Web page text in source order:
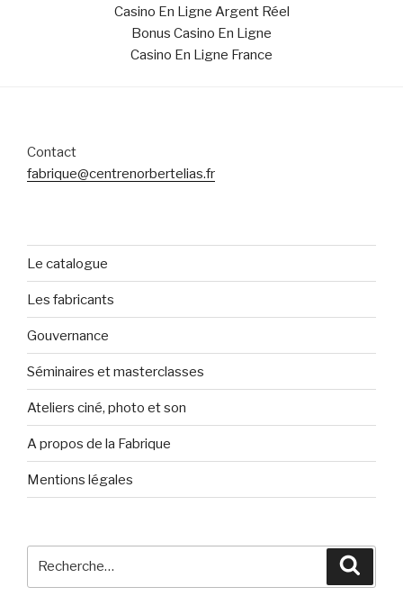
Casino En Ligne Argent Réel
Bonus Casino En Ligne
Casino En Ligne France
Contact
fabrique@centrenorbertelias.fr
Le catalogue
Les fabricants
Gouvernance
Séminaires et masterclasses
Ateliers ciné, photo et son
A propos de la Fabrique
Mentions légales